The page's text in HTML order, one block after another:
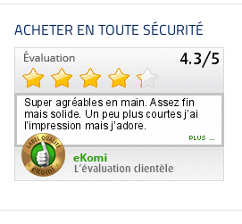
ACHETER EN TOUTE SÉCURITÉ